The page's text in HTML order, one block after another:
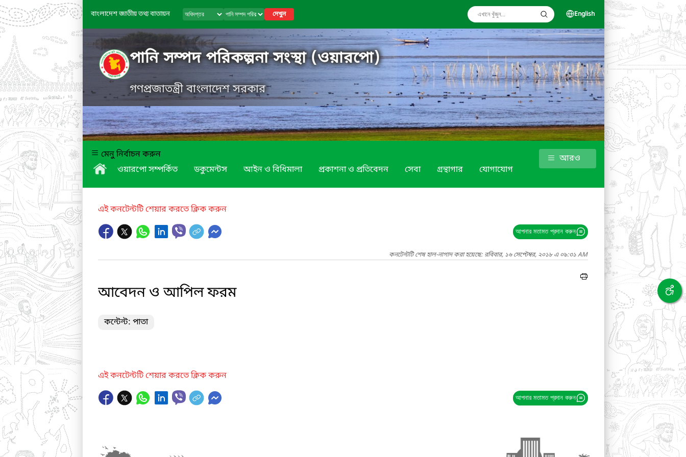
বাংলাদেশ জাতীয় তথ্য বাতায়ন দেখুন English
পানি সম্পদ পরিকল্পনা সংস্থা (ওয়ারপো)
গণপ্রজাতন্ত্রী বাংলাদেশ সরকার
মেনু নির্বাচন করুন
ওয়ারপো সম্পর্কিত
ডকুমেন্টস আইন ও বিধিমালা প্রকাশনা ও প্রতিবেদন সেবা গ্রন্থাগার যোগাযোগ
আরও
এই কনটেন্টটি শেয়ার করতে ক্লিক করুন
আপনার মতামত প্রদান করুন
কনটেন্টটি শেষ হাল-নাগাদ করা হয়েছে: রবিবার, ১৬ সেপ্টেম্বর, ২০১৮ এ ০৯:৩১ AM
আবেদন ও আপিল ফরম
কন্টেন্ট: পাতা
এই কনটেন্টটি শেয়ার করতে ক্লিক করুন
আপনার মতামত প্রদান করুন